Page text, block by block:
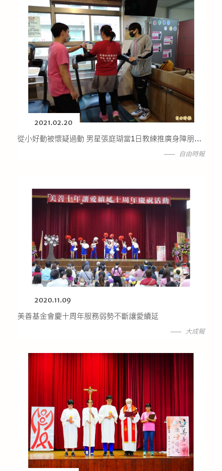
2021.02.20
從小好動被懷疑過動 男星張庭瑚當1日教練推廣身障朋友運動
自由時報
2020.11.09
美善基金會慶十周年服務弱勢不斷讓愛續延
大成報